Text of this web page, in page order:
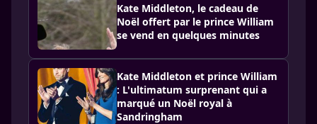
Kate Middleton, le cadeau de
Noël offert par le prince William
se vend en quelques minutes
Kate Middleton et prince William
: L'ultimatum surprenant qui a
marqué un Noël royal à
Sandringham